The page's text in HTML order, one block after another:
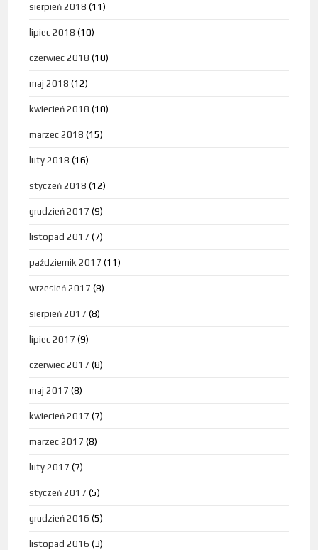
sierpień 2018 (11)
lipiec 2018 (10)
czerwiec 2018 (10)
maj 2018 (12)
kwiecień 2018 (10)
marzec 2018 (15)
luty 2018 (16)
styczeń 2018 (12)
grudzień 2017 (9)
listopad 2017 (7)
październik 2017 (11)
wrzesień 2017 (8)
sierpień 2017 (8)
lipiec 2017 (9)
czerwiec 2017 (8)
maj 2017 (8)
kwiecień 2017 (7)
marzec 2017 (8)
luty 2017 (7)
styczeń 2017 (5)
grudzień 2016 (5)
listopad 2016 (3)